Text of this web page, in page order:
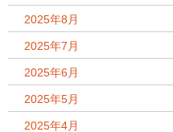
2025年8月
2025年7月
2025年6月
2025年5月
2025年4月